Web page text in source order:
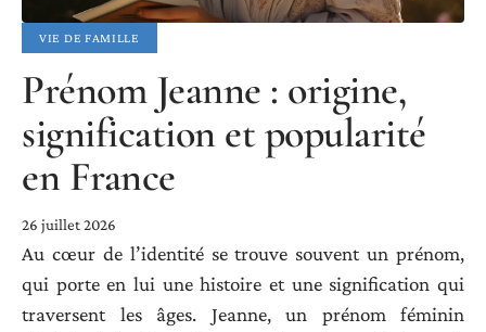
VIE DE FAMILLE
Prénom Jeanne : origine,
signification et popularité
en France
26 juillet 2026
Au cœur de l’identité se trouve souvent un prénom,
qui porte en lui une histoire et une signification qui
traversent les âges. Jeanne, un prénom féminin